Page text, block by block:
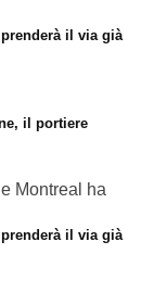
il via già
il portiere
Montreal ha
il via già